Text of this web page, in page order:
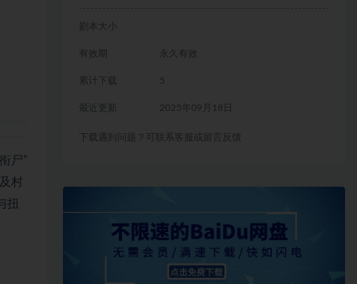
尸”
村
扭
剧本大小
有效期 永久有效
累计下载 5
最近更新 2025年09月18日
下载遇到问题？可联系客服或留言反馈